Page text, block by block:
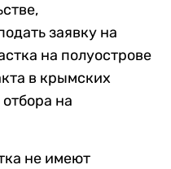
заявку на
на полуострове
в крымских
на
не имеют